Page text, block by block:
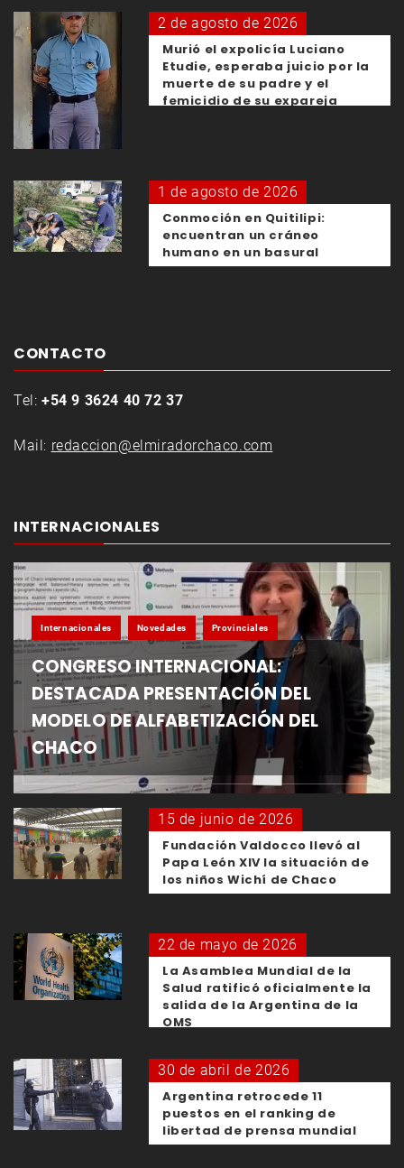
2 de agosto de 2026
Murió el expolicía Luciano
Etudie, esperaba juicio por la
muerte de su padre y el
femicidio de su expareja
1 de agosto de 2026
Conmoción en Quitilipi:
encuentran un cráneo
humano en un basural
CONTACTO
Tel: +54 9 3624 40 72 37
Mail: redaccion@elmiradorchaco.com
INTERNACIONALES
Internacionales Novedades Provinciales
CONGRESO INTERNACIONAL:
DESTACADA PRESENTACIÓN DEL
MODELO DE ALFABETIZACIÓN DEL
CHACO
15 de junio de 2026
Fundación Valdocco llevó al
Papa León XIV la situación de
los niños Wichí de Chaco
22 de mayo de 2026
La Asamblea Mundial de la
Salud ratificó oficialmente la
salida de la Argentina de la
OMS
30 de abril de 2026
Argentina retrocede 11
puestos en el ranking de
libertad de prensa mundial